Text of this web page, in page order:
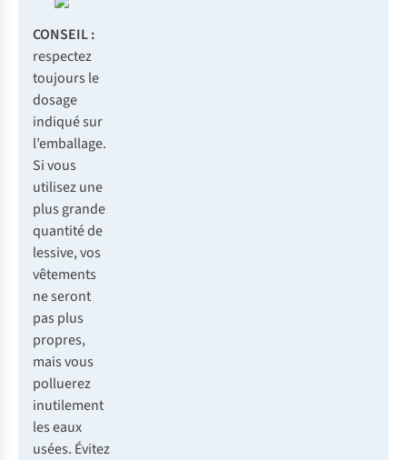
CONSEIL :
respectez
toujours le
dosage
indiqué sur
l’emballage.
Si vous
utilisez une
plus grande
quantité de
lessive, vos
vêtements
ne seront
pas plus
propres,
mais vous
polluerez
inutilement
les eaux
usées. Évitez